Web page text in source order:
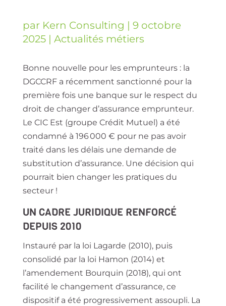
par Kern Consulting | 9 octobre
2025| Actualités métiers
Bonne nouvelle pour les emprunteurs : la
DGCCRF a récemment sanctionné pour la
première fois une banque sur le respect du
droit de changer d’assurance emprunteur.
Le CIC Est (groupe Crédit Mutuel) a été
condamné à 196 000 € pour ne pas avoir
traité dans les délais une demande de
substitution d’assurance. Une décision qui
pourrait bien changer les pratiques du
secteur !
UN CADRE JURIDIQUE RENFORCÉ
DEPUIS 2010
Instauré par la loi Lagarde (2010), puis
consolidé par la loi Hamon (2014) et
l’amendement Bourquin (2018), qui ont
facilité le changement d’assurance, ce
dispositif a été progressivement assoupli. La